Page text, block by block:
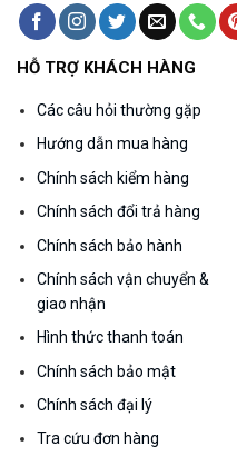
HỖ TRỢ KHÁCH HÀNG
Các câu hỏi thường gặp
Hướng dẫn mua hàng
Chính sách kiểm hàng
Chính sách đổi trả hàng
Chính sách bảo hành
Chính sách vận chuyển &
giao nhận
Hình thức thanh toán
Chính sách bảo mật
Chính sách đại lý
Tra cứu đơn hàng